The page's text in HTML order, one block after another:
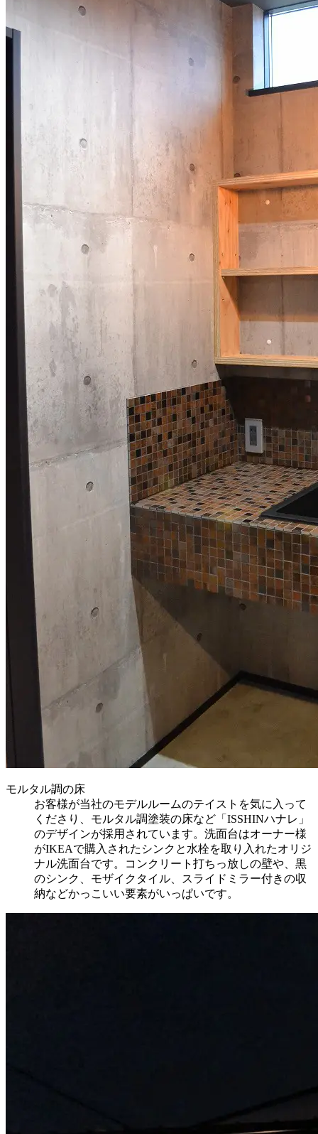
モルタル調の床
お客様が当社のモデルルームのテイストを気に入って
くださり、モルタル調塗装の床など「ISSHINハナレ」
のデザインが採用されています。洗面台はオーナー様
がIKEAで購入されたシンクと水栓を取り入れたオリジ
ナル洗面台です。コンクリート打ちっ放しの壁や、黒
のシンク、モザイクタイル、スライドミラー付きの収
納などかっこいい要素がいっぱいです。